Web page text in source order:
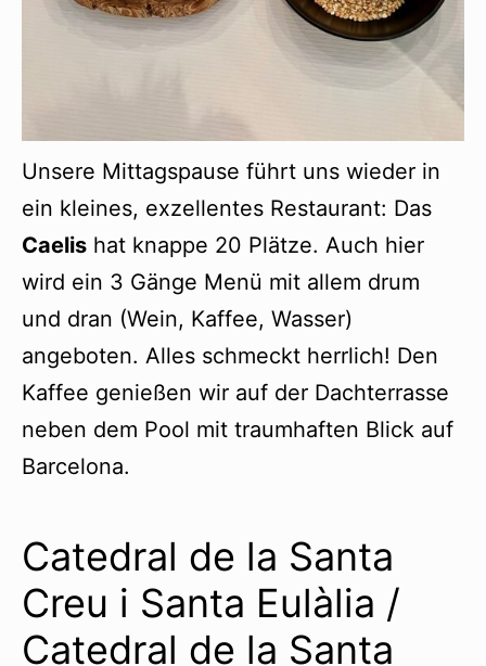
Unsere Mittagspause führt uns wieder in
ein kleines, exzellentes Restaurant: Das
Caelis hat knappe 20 Plätze. Auch hier
wird ein 3 Gänge Menü mit allem drum
und dran (Wein, Kaffee, Wasser)
angeboten. Alles schmeckt herrlich! Den
Kaffee genießen wir auf der Dachterrasse
neben dem Pool mit traumhaften Blick auf
Barcelona.
Catedral de la Santa
Creu i Santa Eulàlia /
Catedral de la Santa